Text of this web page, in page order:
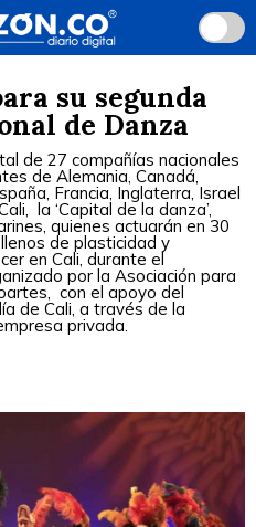
su segunda
de Danza
de 27 compañías nacionales
de Alemania, Canadá,
Francia, Inglaterra, Israel
la ‘Capital de la danza’,
quienes actuarán en 30
de plasticidad y
en Cali, durante el
por la Asociación para
con el apoyo del
de Cali, a través de la
privada.